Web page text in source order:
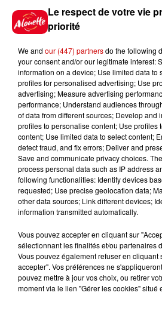
fruit tout juste ramassé.
000 personnes sont attendues
à la ferme de la Réauté.
cueillir sous un grand soleil
Comme Claudine et Solène,
sont attendues ce week-end
Infos
11h18
Relandeau :
l’intervention...
10h31
Le respect de votre vie
priorité
We and our (447) partnersdo the following
your consent and/or our legitimate interest:
information on a device; Use limited data to
profiles for personalised advertising; Use
advertising; Measure advertising
performance; Understand audiences
of data from different sources; Develop and
profiles to personalise content; Use profiles
content; Use limited data to select content;
detect fraud, and fix errors; Deliver and
Save and communicate privacy choices.
process personal data such as IP address
following functionalities: Identify devices
requested; Use precise geolocation data;
other data sources; Link different devices;
information transmitted automatically.
Vous pouvez accepter en cliquant sur
sélectionnant les finalités et/ou partenaires
Vous pouvez également refuser en cliquant
accepter". Vos préférences ne
pouvez mettre à jour vos choix, ou retirer
moment via le lien "Gérer les cookies" situé